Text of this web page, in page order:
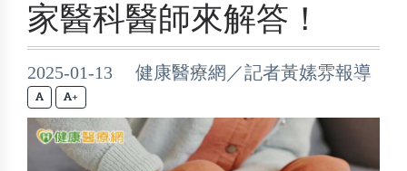
家醫科醫師來解答！
2025-01-13 健康醫療網／記者黃嫊雰報導
+